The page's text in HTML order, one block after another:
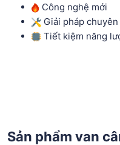
Công nghệ mới
Giải pháp chuyên
Tiết kiệm năng
Sản phẩm van